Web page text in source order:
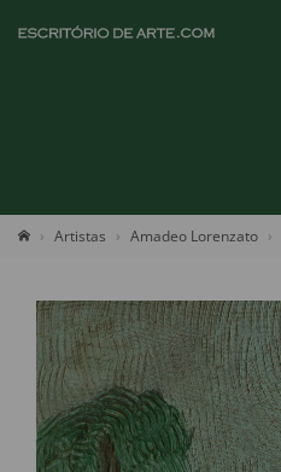
Artistas Amadeo Lorenzato